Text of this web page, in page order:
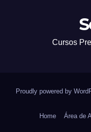
Cursos
Proudly powered by
Home Área de